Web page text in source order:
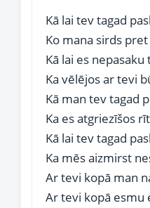
Kā lai tev tagad
Ko mana sirds
Kā lai es nepasaku
Ka vēlējos ar tevi
Kā man tev tagad
Ka es atgriezīšos
Kā lai tev tagad
Ka mēs aizmirst
Ar tevi kopā man
Ar tevi kopā esmu